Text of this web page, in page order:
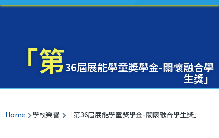
「第36屆展能學童獎學金-關懷融合學
生獎」
Breadcrumb
Home 學校榮譽 「第36屆展能學童獎學金-關懷融合學生獎」